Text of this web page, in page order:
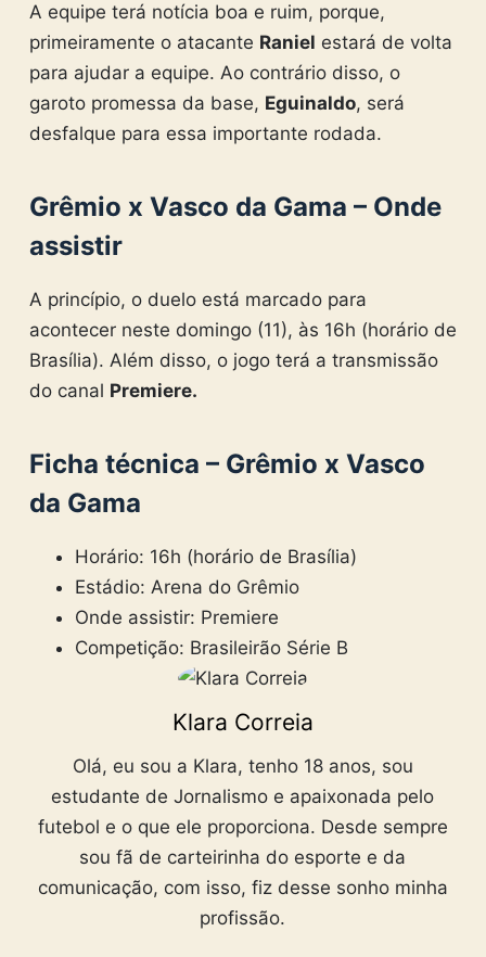
A equipe terá notícia boa e ruim, porque,
primeiramente o atacante Raniel estará de volta
para ajudar a equipe. Ao contrário disso, o
garoto promessa da base, Eguinaldo, será
desfalque para essa importante rodada.
Grêmio x Vasco da Gama – Onde
assistir
A princípio, o duelo está marcado para
acontecer neste domingo (11), às 16h (horário de
Brasília). Além disso, o jogo terá a transmissão
do canal Premiere.
Ficha técnica – Grêmio x Vasco
da Gama
Horário: 16h (horário de Brasília)
Estádio: Arena do Grêmio
Onde assistir: Premiere
Competição: Brasileirão Série B
Klara Correia
Olá, eu sou a Klara, tenho 18 anos, sou
estudante de Jornalismo e apaixonada pelo
futebol e o que ele proporciona. Desde sempre
sou fã de carteirinha do esporte e da
comunicação, com isso, fiz desse sonho minha
profissão.